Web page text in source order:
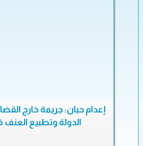
إعدام حبان: جريمة خارج
الدولة وتطبيع العنف